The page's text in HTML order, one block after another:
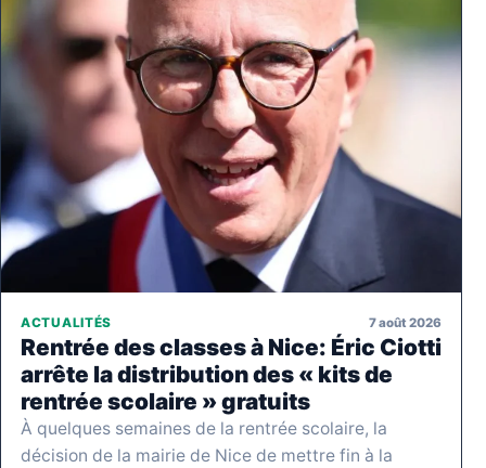
ACTUALITÉS 7 août 2026
Rentrée des classes à Nice: Éric Ciotti
arrête la distribution des « kits de
rentrée scolaire » gratuits
À quelques semaines de la rentrée scolaire, la
décision de la mairie de Nice de mettre fin à la